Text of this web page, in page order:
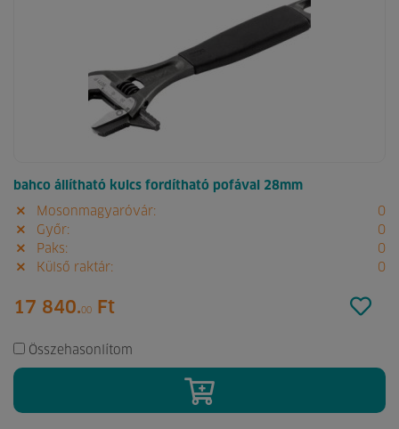
bahco állítható kulcs fordítható pofával 28mm
Mosonmagyaróvár:
0
Győr:
0
Paks:
0
Külső raktár:
0
17 840.00 Ft
Összehasonlítom